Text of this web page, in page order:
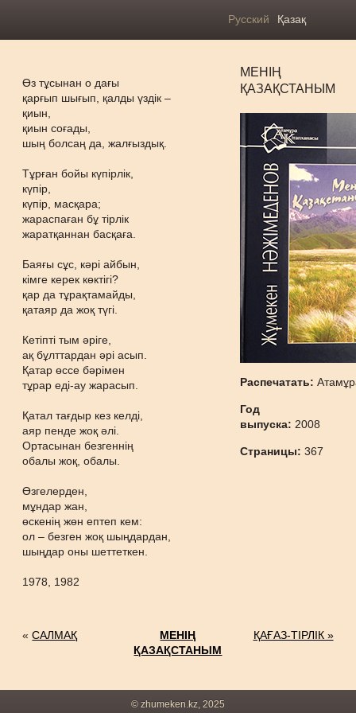
Русский Қазақ
Өз тұсынан о дағы
қарғып шығып, қалды үздік –
қиын,
қиын соғады,
шың болсаң да, жалғыздық.
Тұрған бойы күпірлік,
күпір,
күпір, масқара;
жараспаған бұ тірлік
жаратқаннан басқаға.
Баяғы сұс, кәрі айбын,
кімге керек көктігі?
қар да тұрақтамайды,
қатаяр да жоқ түгі.
Кетіпті тым әріге,
ақ бұлттардан әрі асып.
Қатар өссе бәрімен
тұрар еді-ау жарасып.
Қатал тағдыр кез келді,
аяр пенде жоқ әлі.
Ортасынан безгеннің
обалы жоқ, обалы.
Өзгелерден,
мұндар жан,
өскенің жөн ептеп кем:
ол – безген жоқ шыңдардан,
шыңдар оны шеттеткен.
1978, 1982
МЕНІҢ
ҚАЗАҚСТАНЫМ
Распечатать:
Год
выпуска: 2008
Страницы:367
«САЛМАҚ
МЕНІҢ
ҚАЗАҚСТАНЫМ
ҚАҒАЗ-ТІРЛІК »
© zhumeken.kz, 2025